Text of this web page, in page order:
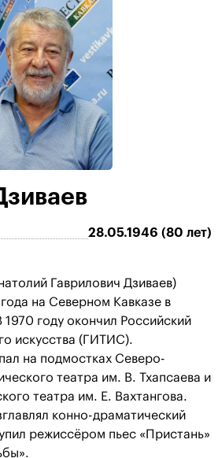
28.05.1946 (80 лет)
Гаврилович Дзиваев)
на Северном Кавказе в
1970 году окончил Российский
искусства (ГИТИС).
на подмостках Северо-
театра им. В. Тхапсаева и
театра им. Е. Вахтангова.
конно-драматический
режиссёром пьес «Пристань»